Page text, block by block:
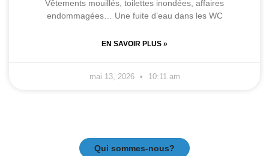
Vêtements mouillés, toilettes inondées, affaires
endommagées… Une fuite d’eau dans les WC
EN SAVOIR PLUS »
mai 13, 2026 10:11 am
Qui sommes-nous?